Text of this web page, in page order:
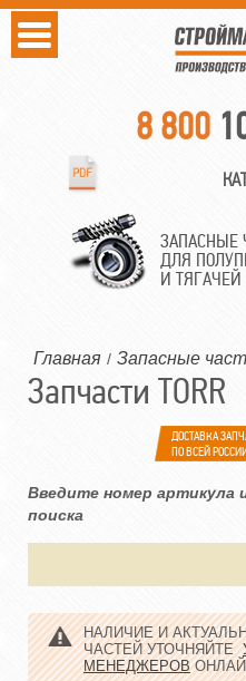
8 800
ЗАПАСНЫЕ
ДЛЯ
И ТЯГАЧЕЙ
Главная / Запасные
Запчасти TORR
ДОСТАВКА
ПО ВСЕЙ
Введите номер артикула
поиска
НАЛИЧИЕ И
ЧАСТЕЙ УТОЧНЯЙТЕ
МЕНЕДЖЕРОВ